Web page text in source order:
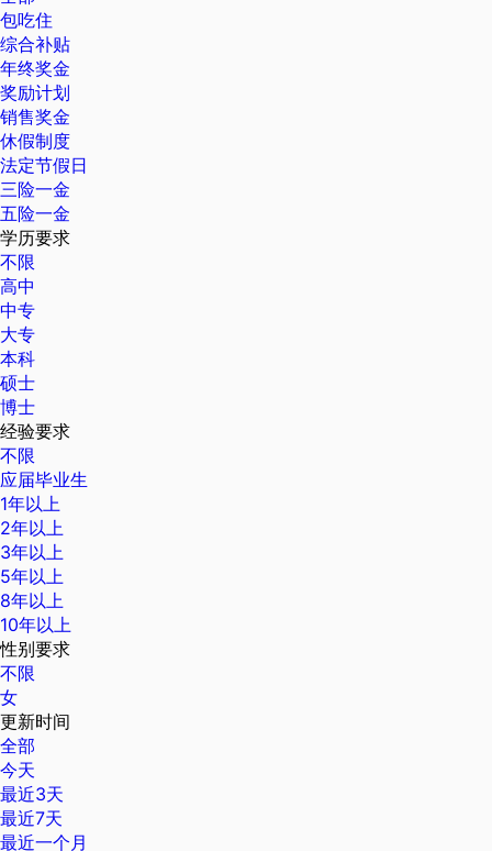
包吃住
综合补贴
年终奖金
奖励计划
销售奖金
休假制度
法定节假日
三险一金
五险一金
学历要求
不限
高中
中专
大专
本科
硕士
博士
经验要求
不限
应届毕业生
1年以上
2年以上
3年以上
5年以上
8年以上
10年以上
性别要求
不限
女
更新时间
全部
今天
最近3天
最近7天
最近一个月